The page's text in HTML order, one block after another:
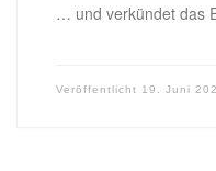
… und verkündet das
Veröffentlicht 19. Juni